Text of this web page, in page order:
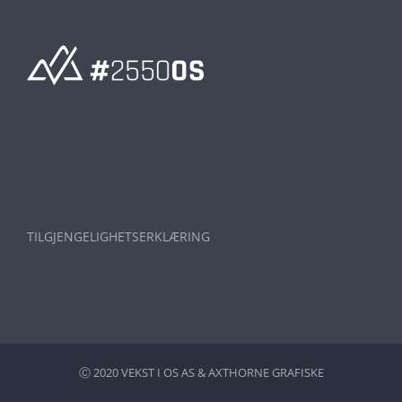
TILGJENGELIGHETSERKLÆRING
Ⓒ 2020 VEKST I OS AS &AXTHORNE GRAFISKE